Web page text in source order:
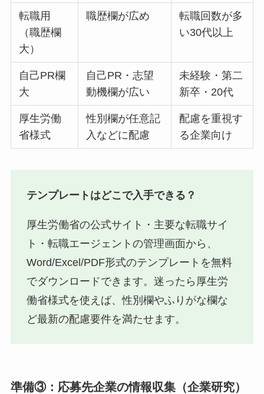
転職用
（職歴欄
大）
職歴欄が広め
転職回数が多
い30代以上
自己PR欄
大
自己PR・志望
動機欄が広い
未経験・第二
新卒・20代
厚生労働
省様式
性別欄が任意記
入などに配慮
配慮を重視す
る企業向け
テンプレートはどこで入手できる？
厚生労働省の公式サイト・主要な転職サイ
ト・転職エージェントの管理画面から、
Word/Excel/PDF形式のテンプレートを無料
でダウンロードできます。迷ったら厚生労
働省様式を使えば、性別欄やふりがな欄な
ど最新の配慮要件を満たせます。
準備③：応募先企業の情報収集（企業研究）